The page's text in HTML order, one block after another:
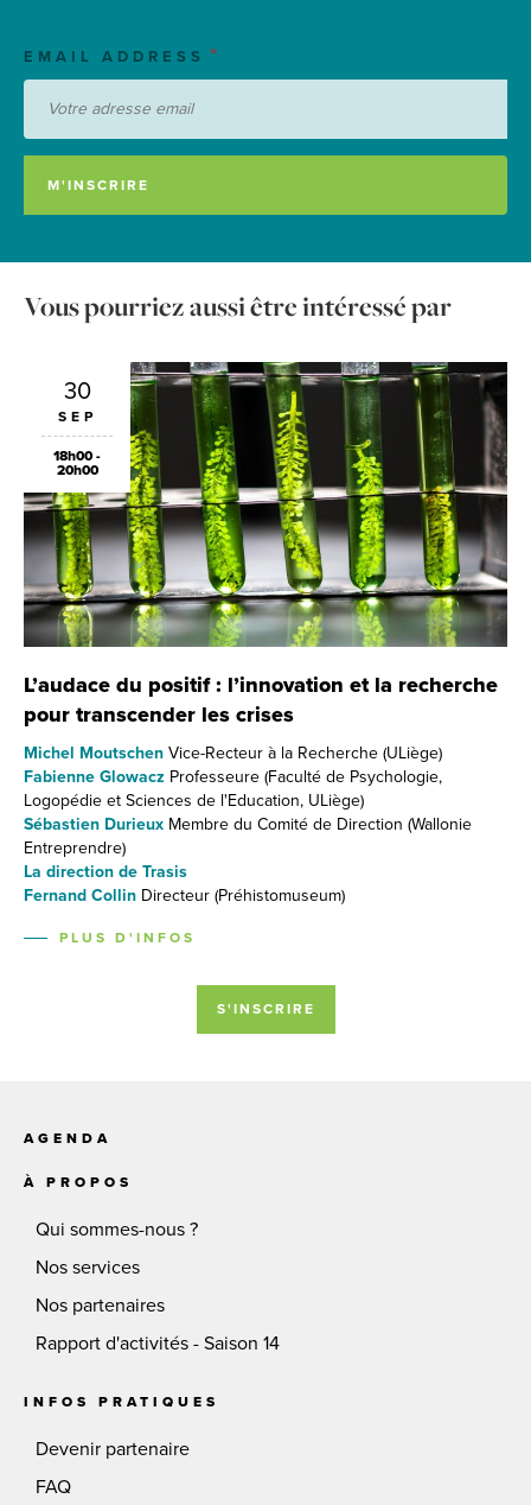
EMAIL ADDRESS
Vous pourriez aussi être intéressé par
30
SEP
18h00 -
20h00
L’audace du positif : l’innovation et la recherche
pour transcender les crises
Michel Moutschen Vice-Recteur à la Recherche (ULiège)
Fabienne Glowacz Professeure (Faculté de Psychologie,
Logopédie et Sciences de l'Education, ULiège)
Sébastien Durieux Membre du Comité de Direction (Wallonie
Entreprendre)
La direction de Trasis
Fernand Collin Directeur (Préhistomuseum)
PLUS D'INFOS
S'INSCRIRE
AGENDA
À PROPOS
Qui sommes-nous ?
Nos services
Nos partenaires
Rapport d'activités - Saison 14
INFOS PRATIQUES
Devenir partenaire
FAQ